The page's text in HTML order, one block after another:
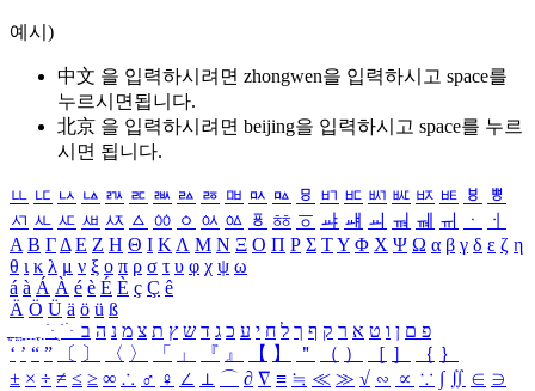
예시)
中文 을 입력하시려면 zhongwen을 입력하시고 space를
누르시면됩니다.
北京 을 입력하시려면 beijing을 입력하시고 space를 누르
시면 됩니다.
ㅥ ㅦ ㅧ ㅨ ㅩ ㅪ ㅫ ㅬ ㅭ ㅮ ㅯ ㅰ ㅱ ㅲ ㅳ ㅴ ㅵ ㅶ ㅷ ㅸ
ㅹ
ㅺ ㅻ ㅼ ㅽ ㅾ ㅿ ㆀ ㆁ ㆂ ㆃ ㆄ ㆅ ㆆ ㆇ ㆈ ㆉ ㆊ ㆋ ㆌ ㆍ
ㆎ
Α Β ΓΔ Ε Ζ Η Θ Ι ΚΛ Μ Ν Ξ Ο Π Ρ Σ ΤΥ Φ Χ Ψ Ω α β γ δ ε ζ η
θ ι κ λ μ ν ξ ο π ρ σ τ υ φ χ ψ ω
á à Á À é è É È ç Ç ê
Ä Ö Ü ä ö ü ß
ִֶֹ ֻּ ׁׂ פ ם ן ו ט א ר ק ף ך ל ח י ע כ ג ד ש ץ ת צ מ נ ה ב
‘ ’ “ ” 〔 〕 〈 〉 「 」 『 』 【 】 ＂ （ ） ［ ］ ｛ ｝
± × ÷ ≠ ≤ ≥ ∞ ∴ ♂ ♀ ∠ ⊥ ⌒ ∂ ∇ ≡ ≒ ≪ ≫ √ ∽ ∝ ∵ ∫ ∬ ∈ ∋